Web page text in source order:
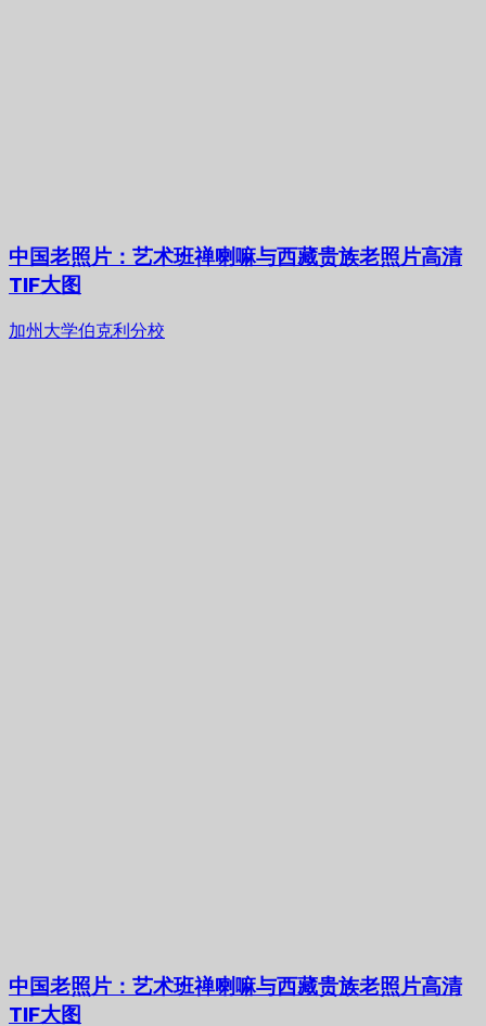
中国老照片：艺术班禅喇嘛与西藏贵族老照片高清
TIF大图
加州大学伯克利分校
中国老照片：艺术班禅喇嘛与西藏贵族老照片高清
TIF大图